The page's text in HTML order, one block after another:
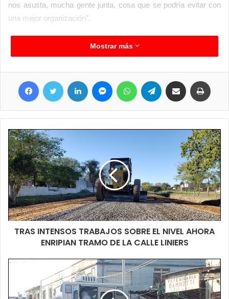
nos asusta, mucha gente junta, cosa que se podría evitar con
una mejor organización”.
“No estamos en desacuerdo con las ayudas, al contrario, bien y
gracias a cada uno de los que ayudan sean políticos,
educadores, organizaciones sociales, comerciantes o cualquier
otro vecino de Clorinda, a todos muchísimas gracias pero lo
que planteamos un grupo de vecinos es que esas entregas se
organicen de una mejor manera y evitar que tantos vecinos
cumplen y estamos en un momento delicado para nuestro
barrio principalmente, no nos podemos relajar” decía Cesar,
vecino del Porteño Norte quien marco un detalle no menor y su
preocupación justamente por tener un familiar entre los de
factor de riesgo y lo que no quiere es que estas aglomeraciones
luego puedan llegar a dejar resultados que lamentemos todos.
Mostrar más
TRAS INTENSOS TRABAJOS SOBRE EL NIVEL AHORA
ENRIPIAN TRAMO DE LA CALLE LINIERS